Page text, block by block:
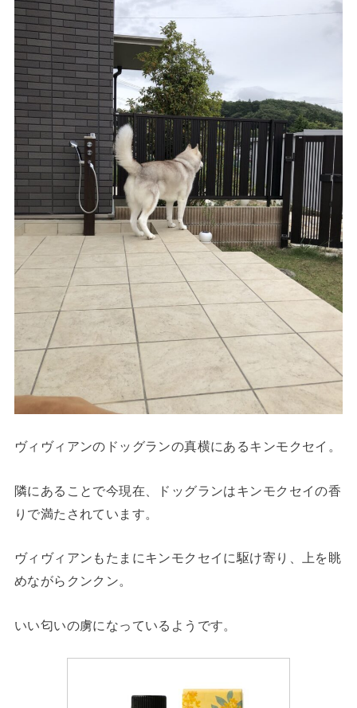
ヴィヴィアンのドッグランの真横にあるキンモクセイ。
隣にあることで今現在、ドッグランはキンモクセイの香
りで満たされています。
ヴィヴィアンもたまにキンモクセイに駆け寄り、上を眺
めながらクンクン。
いい匂いの虜になっているようです。